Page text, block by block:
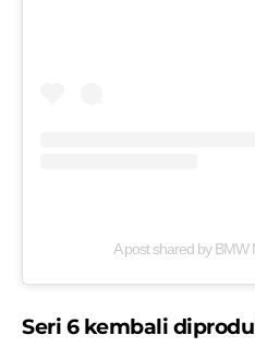
A post shared by
Seri 6 kembali